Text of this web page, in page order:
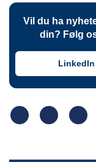
Vil du ha
din? Følg
LinkedIn